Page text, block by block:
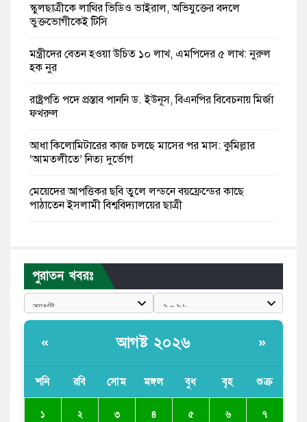
স্কুলছাত্রীকে লাথির ভিডিও ভাইরাল, অভিযুক্তের বদলে
ভুক্তভোগীকেই টিসি
মন্ত্রীদের বেতন হওয়া উচিত ১০ লাখ, এমপিদের ৫ লাখ: নুরুল
হক নুর
রাষ্ট্রপতি পদে প্রস্তাব পাননি ড. ইউনূস, বিএনপির বিবেচনায় মির্জা
ফখরুল
আধা কিলোমিটারের কাজ চলছে মাসের পর মাস: কুমিল্লার
‘আমতলীতে’ নিত্য দুর্ভোগ
মেয়েদের আপত্তিকর ছবি তুলে লন্ডনে বয়ফ্রেন্ডের কাছে
পাঠাতেন ইসলামী বিশ্ববিদ্যালয়ের ছাত্রী
পাঁচ দেশি মাছে মিলল মাইক্রোপ্লাস্টিক, সবচেয়ে বেশি কই মাছে
বাংলাদেশী কর্মীদের আকামা নিয়ে বড় সুখবর দিলো সৌদি
সজীব ওয়াজেদ জয়
পুরাতন খবরঃ
« আগষ্ট ২০২৬ »
শনি রবি সোম মঙ্গল বুধ বৃহ শুক্র
১ ২ ৩ ৪ ৫ ৬ ৭